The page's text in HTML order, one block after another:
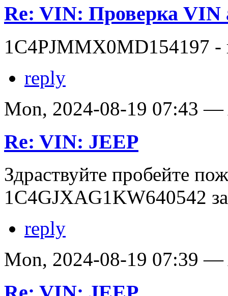
Re: VIN: Проверка VIN
1C4PJMMX0MD154197 -
reply
Mon, 2024-08-19 07:43 —
Re: VIN: JEEP
Здраствуйте пробейте
1C4GJXAG1KW640542
reply
Mon, 2024-08-19 07:39 —